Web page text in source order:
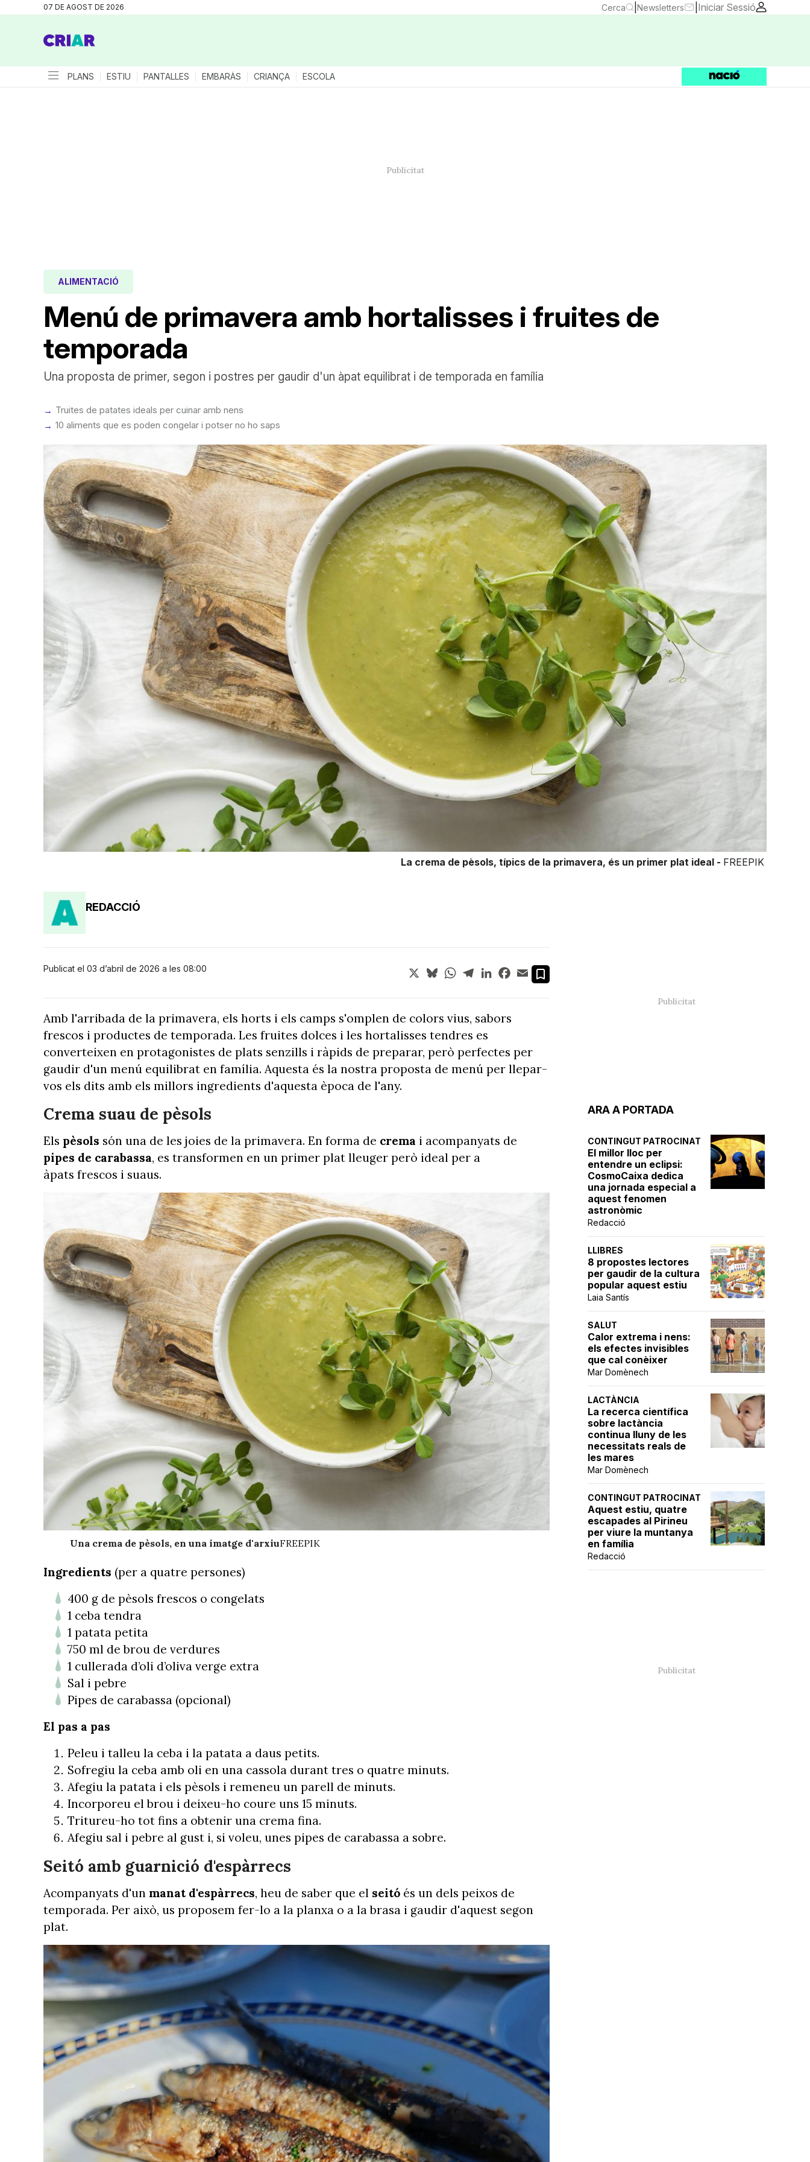
07 DE AGOST DE 2026 Cerca Newsletters Iniciar Sessió
PLANS ESTIU PANTALLES EMBARÀS CRIANÇA ESCOLA
Menú de primavera amb hortalisses i fruites de
temporada
ALIMENTACIÓ
Una proposta de primer, segon i postres per gaudir d'un àpat equilibrat i de temporada en família
Truites de patates ideals per cuinar amb nens
10 aliments que es poden congelar i potser no ho saps
La crema de pèsols, típics de la primavera, és un primer plat ideal - FREEPIK
ARA A PORTADA
CONTINGUT PATROCINAT
El millor lloc per
entendre un eclipsi:
CosmoCaixa dedica
una jornada especial a
aquest fenomen
astronòmic
Redacció
LLIBRES
8 propostes lectores
per gaudir de la cultura
popular aquest estiu
Laia Santís
SALUT
Calor extrema i nens:
els efectes invisibles
que cal conèixer
Mar Domènech
LACTÀNCIA
La recerca científica
sobre lactància
continua lluny de les
necessitats reals de
les mares
Mar Domènech
CONTINGUT PATROCINAT
Aquest estiu, quatre
escapades al Pirineu
per viure la muntanya
en família
Redacció
REDACCIÓ
Publicat el 03 d’abril de 2026 a les 08:00 X BlueskyWhatsApp
TelegramLinkedInFacebook
Email
Amb l'arribada de la primavera, els horts i els camps s'omplen de colors vius, sabors
frescos i productes de temporada. Les fruites dolces i les hortalisses tendres es
converteixen en protagonistes de plats senzills i ràpids de preparar, però perfectes per
gaudir d'un menú equilibrat en família. Aquesta és la nostra proposta de menú per llepar-
vos els dits amb els millors ingredients d'aquesta època de l'any.
Crema suau de pèsols
Els pèsols són una de les joies de la primavera. En forma de crema i acompanyats de
pipes de carabassa, es transformen en un primer plat lleuger però ideal per a
àpats frescos i suaus.
Una crema de pèsols, en una imatge d'arxiuFREEPIK
Ingredients (per a quatre persones)
400 g de pèsols frescos o congelats
1 ceba tendra
1 patata petita
750 ml de brou de verdures
1 cullerada d’oli d’oliva verge extra
Sal i pebre
Pipes de carabassa (opcional)
El pas a pas
Peleu i talleu la ceba i la patata a daus petits.
Sofregiu la ceba amb oli en una cassola durant tres o quatre minuts.
Afegiu la patata i els pèsols i remeneu un parell de minuts.
Incorporeu el brou i deixeu-ho coure uns 15 minuts.
Tritureu-ho tot fins a obtenir una crema fina.
Afegiu sal i pebre al gust i, si voleu, unes pipes de carabassa a sobre.
Seitó amb guarnició d'espàrrecs
Acompanyats d'un manat d'espàrrecs, heu de saber que el seitó és un dels peixos de
temporada. Per això, us proposem fer-lo a la planxa o a la brasa i gaudir d'aquest segon
plat.